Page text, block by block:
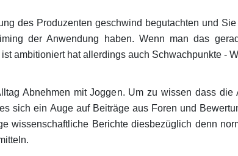
des Produzenten geschwind begutachten und
der Anwendung haben. Wenn man das
ambitioniert hat allerdings auch Schwachpunkte -
Abnehmen mit Joggen. Um zu wissen dass die
sich ein Auge auf Beiträge aus Foren und
wissenschaftliche Berichte diesbezüglich denn